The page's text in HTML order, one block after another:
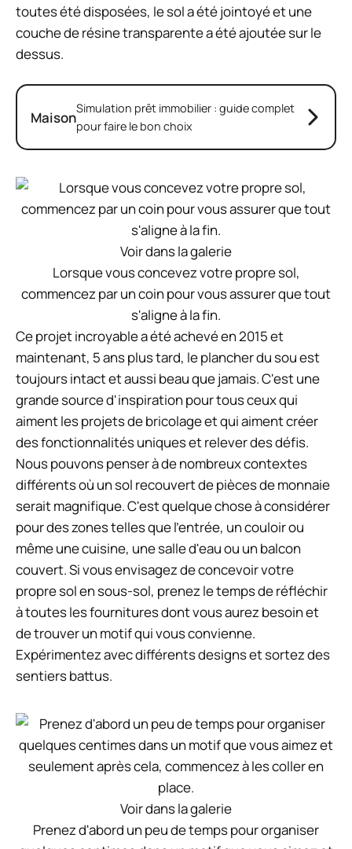
toutes été disposées, le sol a été jointoyé et une
couche de résine transparente a été ajoutée sur le
dessus.
MaisonSimulation prêt immobilier : guide complet
pour faire le bon choix
Voir dans la galerie
Lorsque vous concevez votre propre sol,
commencez par un coin pour vous assurer que tout
s'aligne à la fin.
Ce projet incroyable a été achevé en 2015 et
maintenant, 5 ans plus tard, le plancher du sou est
toujours intact et aussi beau que jamais. C'est une
grande source d'inspiration pour tous ceux qui
aiment les projets de bricolage et qui aiment créer
des fonctionnalités uniques et relever des défis.
Nous pouvons penser à de nombreux contextes
différents où un sol recouvert de pièces de monnaie
serait magnifique. C'est quelque chose à considérer
pour des zones telles que l'entrée, un couloir ou
même une cuisine, une salle d'eau ou un balcon
couvert. Si vous envisagez de concevoir votre
propre sol en sous-sol, prenez le temps de réfléchir
à toutes les fournitures dont vous aurez besoin et
de trouver un motif qui vous convienne.
Expérimentez avec différents designs et sortez des
sentiers battus.
Voir dans la galerie
Prenez d'abord un peu de temps pour organiser